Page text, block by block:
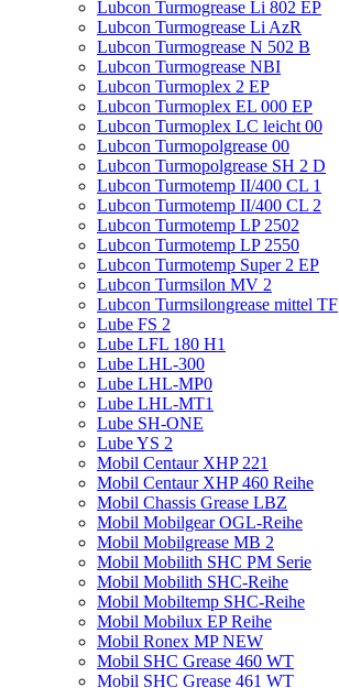
Lubcon Turmogrease Li 802 EP
Lubcon Turmogrease Li AzR
Lubcon Turmogrease N 502 B
Lubcon Turmogrease NBI
Lubcon Turmoplex 2 EP
Lubcon Turmoplex EL 000 EP
Lubcon Turmoplex LC leicht 00
Lubcon Turmopolgrease 00
Lubcon Turmopolgrease SH 2 D
Lubcon Turmotemp II/400 CL 1
Lubcon Turmotemp II/400 CL 2
Lubcon Turmotemp LP 2502
Lubcon Turmotemp LP 2550
Lubcon Turmotemp Super 2 EP
Lubcon Turmsilon MV 2
Lubcon Turmsilongrease mittel TF
Lube FS 2
Lube LFL 180 H1
Lube LHL-300
Lube LHL-MP0
Lube LHL-MT1
Lube SH-ONE
Lube YS 2
Mobil Centaur XHP 221
Mobil Centaur XHP 460 Reihe
Mobil Chassis Grease LBZ
Mobil Mobilgear OGL-Reihe
Mobil Mobilgrease MB 2
Mobil Mobilith SHC PM Serie
Mobil Mobilith SHC-Reihe
Mobil Mobiltemp SHC-Reihe
Mobil Mobilux EP Reihe
Mobil Ronex MP NEW
Mobil SHC Grease 460 WT
Mobil SHC Grease 461 WT